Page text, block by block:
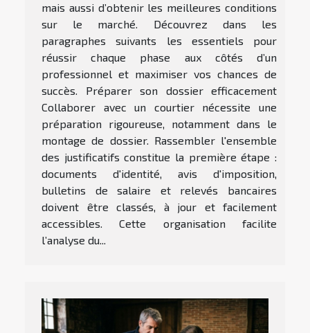
mais aussi d’obtenir les meilleures conditions
sur le marché. Découvrez dans les
paragraphes suivants les essentiels pour
réussir chaque phase aux côtés d’un
professionnel et maximiser vos chances de
succès. Préparer son dossier efficacement
Collaborer avec un courtier nécessite une
préparation rigoureuse, notamment dans le
montage de dossier. Rassembler l'ensemble
des justificatifs constitue la première étape :
documents d'identité, avis d'imposition,
bulletins de salaire et relevés bancaires
doivent être classés, à jour et facilement
accessibles. Cette organisation facilite
l’analyse du...